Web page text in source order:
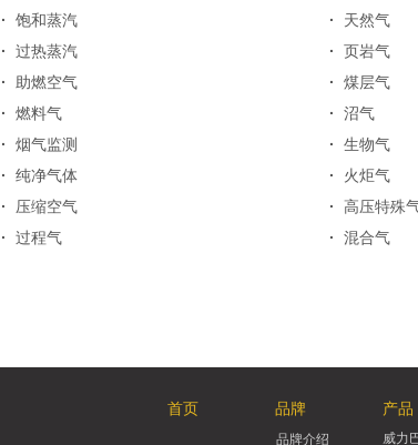
· 饱和蒸汽
· 过热蒸汽
· 助燃空气
· 燃料气
· 烟气监测
· 纯净气体
· 压缩空气
· 过程气
· 天然气
· 页岩气
· 煤层气
· 沼气
· 生物气
· 火炬气
· 高压特殊
· 混合气
首页 品牌 产品
威力
品牌介绍